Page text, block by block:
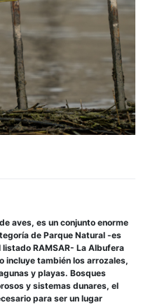
aves, es un conjunto enorme
de Parque Natural -es
listado RAMSAR- La Albufera
incluye también los arrozales,
y playas. Bosques
y sistemas dunares, el
para ser un lugar